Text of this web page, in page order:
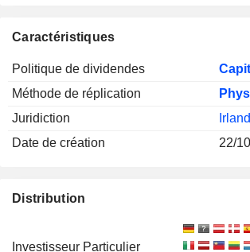
Caractéristiques
Politique de dividendes
Méthode de réplication
Juridiction
Date de création
22/
Distribution
Investisseur Particulier